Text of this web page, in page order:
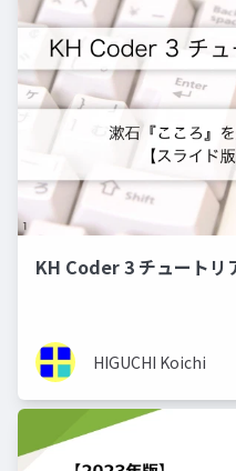
KH Coder 3 チュートリ
HIGUCHI Koichi